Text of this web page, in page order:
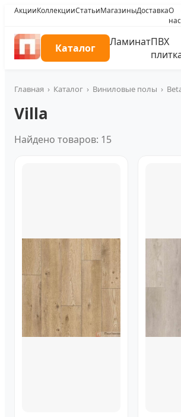
АкцииКоллекцииСтатьиМагазиныДоставкаО
нас
Каталог ЛаминатПВХ
Главная › Каталог › Виниловые полы ›
Villa
Найдено товаров: 15